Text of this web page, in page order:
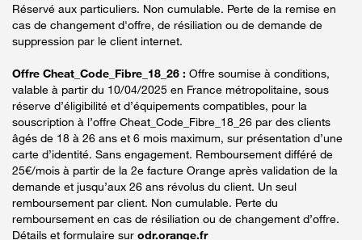
Réservé aux particuliers. Non cumulable. Perte de la remise en
cas de changement d'offre, de résiliation ou de demande de
suppression par le client internet.
Offre Cheat_Code_Fibre_18_26 : Offre soumise à conditions,
valable à partir du 10/04/2025 en France métropolitaine, sous
réserve d’éligibilité et d’équipements compatibles, pour la
souscription à l’offre Cheat_Code_Fibre_18_26 par des clients
âgés de 18 à 26 ans et 6 mois maximum, sur présentation d’une
carte d’identité. Sans engagement. Remboursement différé de
25€/mois à partir de la 2e facture Orange après validation de la
demande et jusqu’aux 26 ans révolus du client. Un seul
remboursement par client. Non cumulable. Perte du
remboursement en cas de résiliation ou de changement d’offre.
Détails et formulaire sur odr.orange.fr